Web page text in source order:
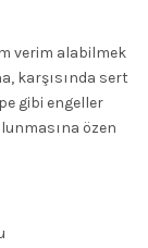
verim alabilmek
karşısında sert
gibi engeller
özen